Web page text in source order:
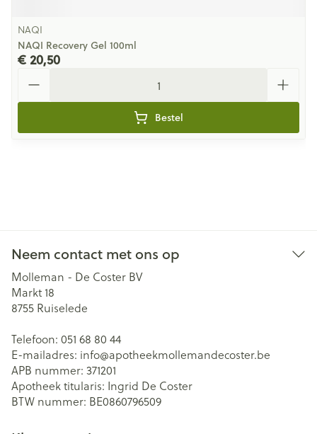
NAQI
NAQI Recovery Gel 100ml
€ 20,50
Bestel
Neem contact met ons op
Molleman - De Coster BV
Markt 18
8755 Ruiselede
Telefoon: 051 68 80 44
E-mailadres: info@apotheekmollemandecoster.be
APB nummer: 371201
Apotheek titularis: Ingrid De Coster
BTW nummer: BE0860796509